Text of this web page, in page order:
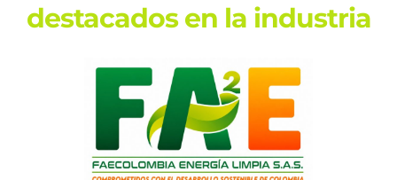
destacados en la industria